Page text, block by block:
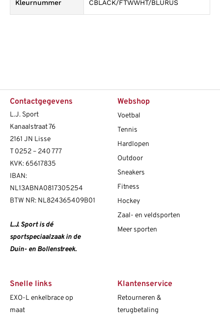
Kleurnummer CBLACK/FTWWHT/BLURUS
Contactgegevens
L.J. Sport
Kanaalstraat 76
2161 JN Lisse
T 0252 – 240 777
KVK: 65617835
IBAN:
NL13ABNA0817305254
BTW NR: NL824365409B01
L.J. Sport is dé
sportspeciaalzaak in de
Duin- en Bollenstreek.
Webshop
Voetbal
Tennis
Hardlopen
Outdoor
Sneakers
Fitness
Hockey
Zaal- en veldsporten
Meer sporten
Snelle links
EXO-L enkelbrace op
maat
Klantenservice
Retourneren &
terugbetaling